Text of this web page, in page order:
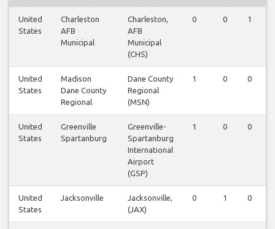
United
States
Charleston
AFB
Municipal
Charleston,
AFB
Municipal
(CHS)
0 0 1
United
States
Madison
Dane County
Regional
Dane County
Regional
(MSN)
1 0 0
United
States
Greenville
Spartanburg
Greenville-
Spartanburg
International
Airport
(GSP)
1 0 0
United
States
Jacksonville
Jacksonville,
(JAX)
0 1 0